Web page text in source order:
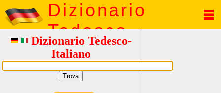
Dizionario
Tedesco
Dizionario Tedesco-
Italiano